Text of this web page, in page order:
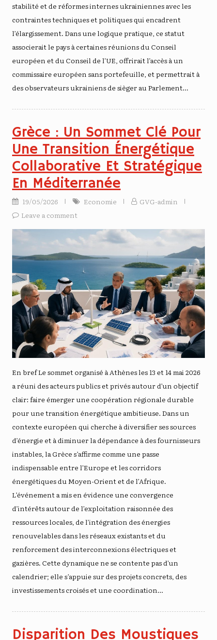
stabilité et de réformes internes ukrainiennes avec les
contraintes techniques et politiques qui encadrent
l’élargissement. Dans une logique pratique, ce statut
associerait le pays à certaines réunions du Conseil
européen et du Conseil de l’UE, offrirait l’accès à un
commissaire européen sans portefeuille, et permettrait à
des observateurs ukrainiens de sièger au Parlement…
Grèce : Un Sommet Clé Pour
Une Transition Énergétique
Collaborative Et Stratégique
En Méditerranée
19/05/2026 Economie
GVG-admin
Leave a comment
En bref Le sommet organisé à Athènes les 13 et 14 mai 2026
a réuni des acteurs publics et privés autour d’un objectif
clair: faire émerger une coopération régionale durable
pour une transition énergétique ambitieuse. Dans un
contexte européen qui cherche à diversifier ses sources
d’énergie et à diminuer la dépendance à des fournisseurs
instables, la Grèce s’affirme comme une passe
indispensable entre l’Europe et les corridors
énergétiques du Moyen-Orient et de l’Afrique.
L’événement a mis en évidence une convergence
d’intérêts autour de l’exploitation raisonnée des
ressources locales, de l’intégration des énergies
renouvelables dans les réseaux existants et du
renforcement des interconnexions électriques et
gazières. Cette dynamique ne se contente pas d’un
calendrier; elle s’appuie sur des projets concrets, des
investissements croisés et une coordination…
Disparition Des Moustiques